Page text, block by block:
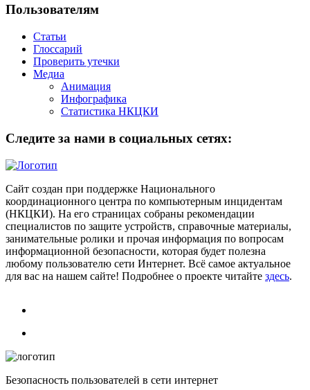
Пользователям
Статьи
Глоссарий
Проверить утечки
Медиа
Анимация
Инфографика
Статистика НКЦКИ
Следите за нами в социальных сетях:
Сайт создан при поддержке Национального
координационного центра по компьютерным инцидентам
(НКЦКИ). На его страницах собраны рекомендации
специалистов по защите устройств, справочные материалы,
занимательные ролики и прочая информация по вопросам
информационной безопасности, которая будет полезна
любому пользователю сети Интернет. Всё самое актуальное
для вас на нашем сайте! Подробнее о проекте читайте здесь.
Безопасность пользователей в сети интернет